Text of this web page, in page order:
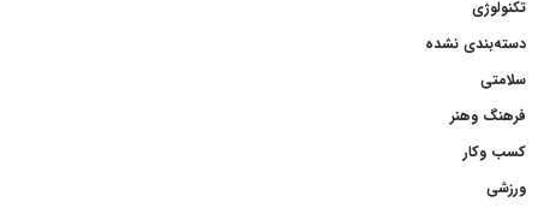
تکنولوژی
دسته‌بندی نشده
سلامتی
فرهنگ وهنر
کسب وکار
ورزشی